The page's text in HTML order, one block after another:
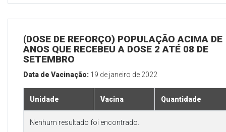
(DOSE DE REFORÇO) POPULAÇÃO ACIMA DE
ANOS QUE RECEBEU A DOSE 2 ATÉ 08 DE
SETEMBRO
Data de Vacinação: 19 de janeiro de 2022
Unidade Vacina Quantidade
Nenhum resultado foi encontrado.